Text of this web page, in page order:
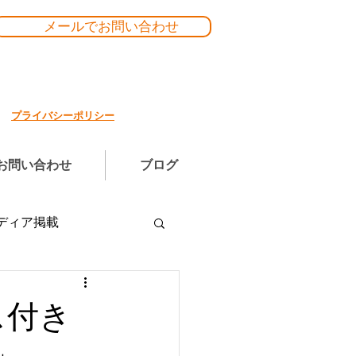
メールでお問い合わせ
プライバシーポリシー
問い合わせ ブログ
ィア掲載
き